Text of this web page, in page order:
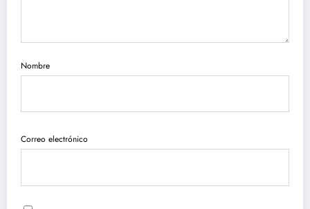
Nombre
Correo electrónico